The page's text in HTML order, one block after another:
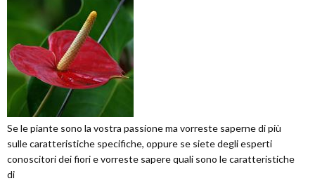
Se le piante sono la vostra passione ma vorreste saperne di più
sulle caratteristiche specifiche, oppure se siete degli esperti
conoscitori dei fiori e vorreste sapere quali sono le caratteristiche
di